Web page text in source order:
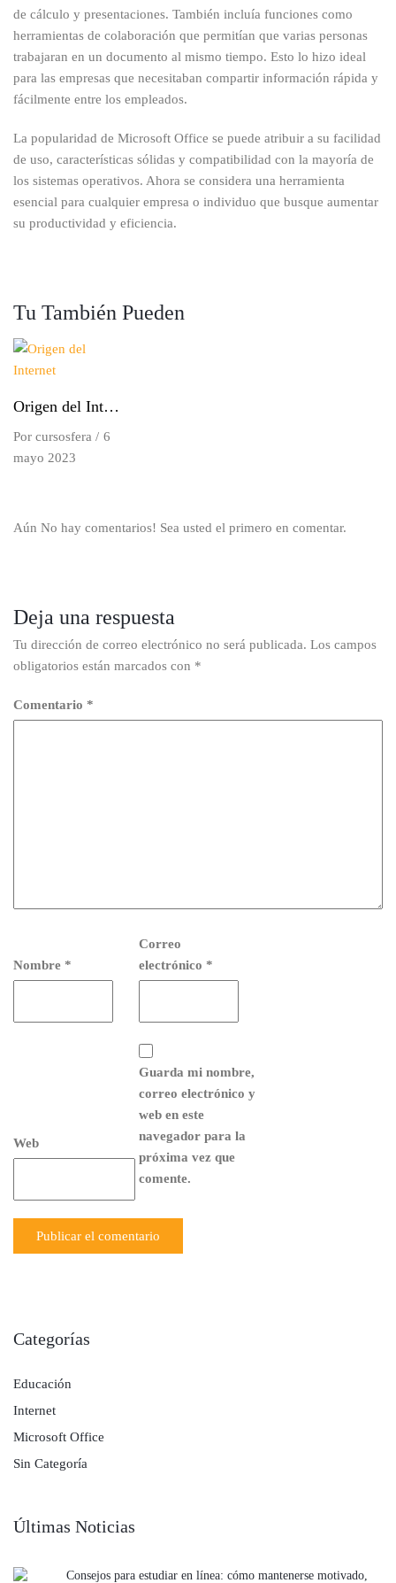
de cálculo y presentaciones. También incluía funciones como
herramientas de colaboración que permitían que varias personas
trabajaran en un documento al mismo tiempo. Esto lo hizo ideal
para las empresas que necesitaban compartir información rápida y
fácilmente entre los empleados.
La popularidad de Microsoft Office se puede atribuir a su facilidad
de uso, características sólidas y compatibilidad con la mayoría de
los sistemas operativos. Ahora se considera una herramienta
esencial para cualquier empresa o individuo que busque aumentar
su productividad y eficiencia.
Tu También Pueden
Origen del Internet
Por cursosfera
6
mayo 2023
Aún No hay comentarios! Sea usted el primero en comentar.
Deja una respuesta
Tu dirección de correo electrónico no será publicada. Los campos
obligatorios están marcados con *
Comentario *
Nombre *
Correo
electrónico *
Web
Guarda mi nombre,
correo electrónico y
web en este
navegador para la
próxima vez que
comente.
Categorías
Educación
Internet
Microsoft Office
Sin Categoría
Últimas Noticias
Consejos para estudiar en línea: cómo mantenerse motivado,